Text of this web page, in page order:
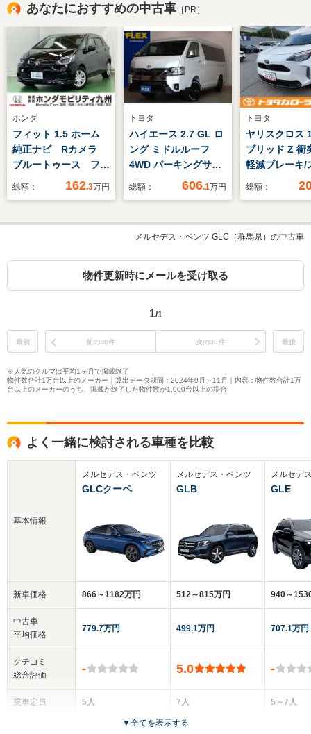
あなたにおすすめの中古車 ［PR］
ホンダ
フィット 1.5 ホーム
純正ナビ Rカメラ
ブルートゥース フル
総額： 162.3万円
トヨタ
ハイエース 2.7 GL ロ
ング ミドルルーフ
4WD パーキングサポ
総額： 606.1万円
トヨタ
ヤリスクロス
ブリッド Z 衝
軽減ブレーキ/
トキー/ETC/
総額：
メルセデス・ベンツ GLC（群馬県）の中古車
物件更新時にメールを受け取る
1/1
最初 前の30件 次の30件 最後
※人気のクルマは平均1ヶ月で掲載終了
物件数合計1万台以上のメーカー｜算出データ期間：2024年9月～11月｜内容：物件数合計1万
台以上のメーカーのうち、掲載が終了した物件数が1,000台以上の場合
よく一緒に検討される車種を比較
基本情報
新車価格
中古車
平均価格
クチコミ
総合評価
乗車定員
メルセデス・ベンツ
GLCクーペ
866～1182万円
779.7万円
-
5人
メルセデス・ベンツ
GLB
512～815万円
499.1万円
5.0
7人
5ドア
メルセデ
GLE
940～
707.1万円
-
5～7人
▼全てを表示する